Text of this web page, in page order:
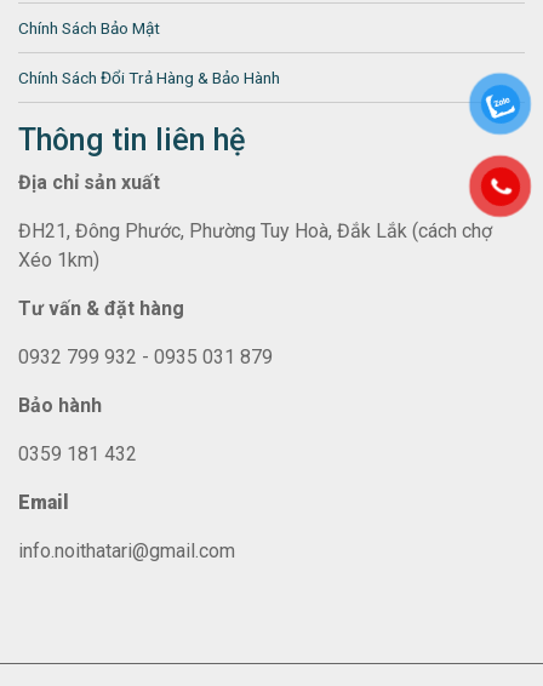
Chính Sách Bảo Mật
Chính Sách Đổi Trả Hàng & Bảo Hành
Thông tin liên hệ
Địa chỉ sản xuất
ĐH21, Đông Phước, Phường Tuy Hoà, Đắk Lắk (cách chợ
Xéo 1km)
Tư vấn & đặt hàng
0932 799 932 - 0935 031 879
Bảo hành
0359 181 432
Email
info.noithatari@gmail.com